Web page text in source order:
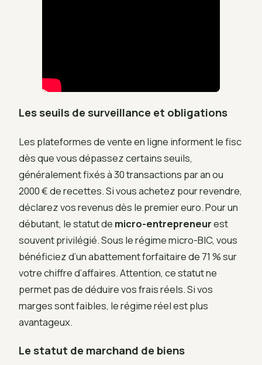
Les seuils de surveillance et obligations
Les plateformes de vente en ligne informent le fisc
dès que vous dépassez certains seuils,
généralement fixés à 30 transactions par an ou
2000 € de recettes. Si vous achetez pour revendre,
déclarez vos revenus dès le premier euro. Pour un
débutant, le statut de micro-entrepreneurest
souvent privilégié. Sous le régime micro-BIC, vous
bénéficiez d’un abattement forfaitaire de 71 % sur
votre chiffre d’affaires. Attention, ce statut ne
permet pas de déduire vos frais réels. Si vos
marges sont faibles, le régime réel est plus
avantageux.
Le statut de marchand de biens